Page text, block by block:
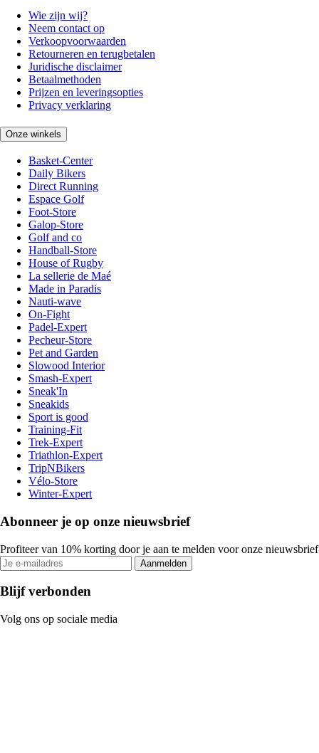
Wie zijn wij?
Neem contact op
Verkoopvoorwaarden
Retourneren en terugbetalen
Juridische disclaimer
Betaalmethoden
Prijzen en leveringsopties
Privacy verklaring
Onze winkels
Basket-Center
Daily Bikers
Direct Running
Espace Golf
Foot-Store
Galop-Store
Golf and co
Handball-Store
House of Rugby
La sellerie de Maé
Made in Paradis
Nauti-wave
On-Fight
Padel-Expert
Pecheur-Store
Pet and Garden
Slowood Interior
Smash-Expert
Sneak'In
Sneakids
Sport is good
Training-Fit
Trek-Expert
Triathlon-Expert
TripNBikers
Vélo-Store
Winter-Expert
Abonneer je op onze nieuwsbrief
Profiteer van 10% korting door je aan te melden voor onze nieuwsbrief
Aanmelden
Blijf verbonden
Volg ons op sociale media